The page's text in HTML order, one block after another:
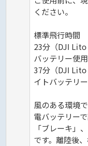
ください。
標準飛行時間
23分（DJI Lito
バッテリー使用
37分（DJI Lito
イトバッテリ
風のある環境
電バッテリー
「ブレーキ」
です。離陸後